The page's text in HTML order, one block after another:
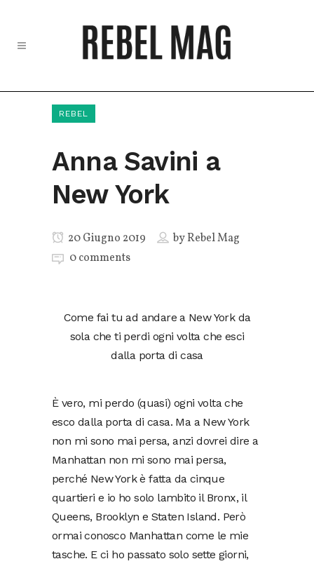
REBEL
Anna Savini a
New York
20 Giugno 2019 byRebel Mag
0 comments
Come fai tu ad andare a New York da
sola che ti perdi ogni volta che esci
dalla porta di casa
È vero, mi perdo (quasi) ogni volta che
esco dalla porta di casa. Ma a New York
non mi sono mai persa, anzi dovrei dire a
Manhattan non mi sono mai persa,
perché New York è fatta da cinque
quartieri e io ho solo lambito il Bronx, il
Queens, Brooklyn e Staten Island. Però
ormai conosco Manhattan come le mie
tasche. E ci ho passato solo sette giorni,